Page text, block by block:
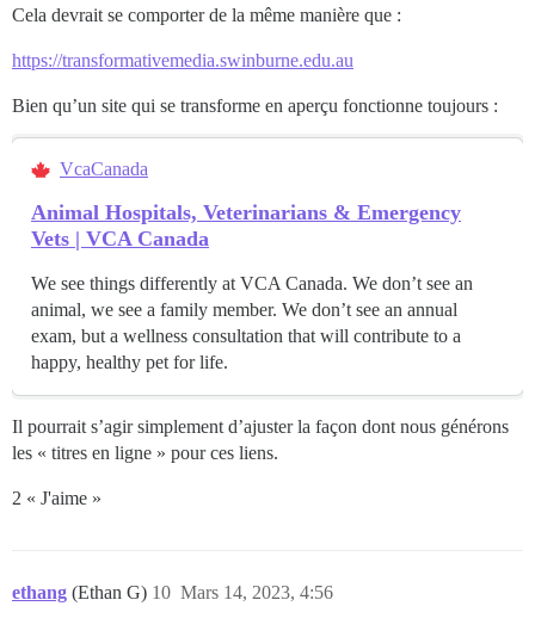
Cela devrait se comporter de la même manière que :
https://transformativemedia.swinburne.edu.au
Bien qu’un site qui se transforme en aperçu fonctionne toujours :
VcaCanada
Animal Hospitals, Veterinarians & Emergency
Vets | VCA Canada
We see things differently at VCA Canada. We don’t see an
animal, we see a family member. We don’t see an annual
exam, but a wellness consultation that will contribute to a
happy, healthy pet for life.
Il pourrait s’agir simplement d’ajuster la façon dont nous générons
les « titres en ligne » pour ces liens.
2 « J'aime »
ethang (Ethan G) Mars 14, 2023, 4:56
10